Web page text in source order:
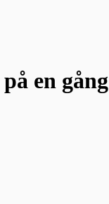
på en gång